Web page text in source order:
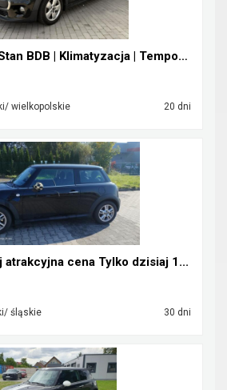
Mini ONE 1.5 D | Stan BDB | Klimatyzacja | Tempoma...
wielkopolskie 20 dni
atrakcyjna cena Tylko dzisiaj 1...
śląskie 30 dni